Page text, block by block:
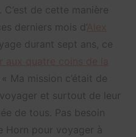
de cette manière
derniers mois d’Alex
durant sept ans, ce
Ma mission c’était de
et surtout de leur
de tous. Pas besoin
Horn pour voyager à